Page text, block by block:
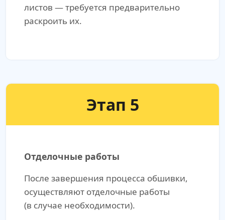
листов — требуется предварительно
раскроить их.
Этап 5
Отделочные работы
После завершения процесса обшивки,
осуществляют отделочные работы
(в случае необходимости).